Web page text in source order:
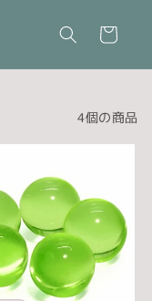
ー
4個の商品